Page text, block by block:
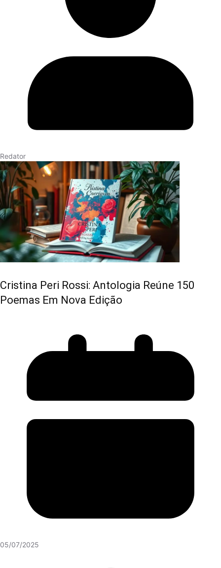
Redator
Cristina Peri Rossi: Antologia Reúne 150
Poemas Em Nova Edição
05/07/2025